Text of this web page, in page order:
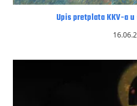
Upis pretplata KKV-a